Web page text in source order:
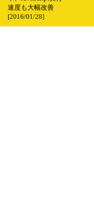
速度も大幅改善
[2016/01/28]